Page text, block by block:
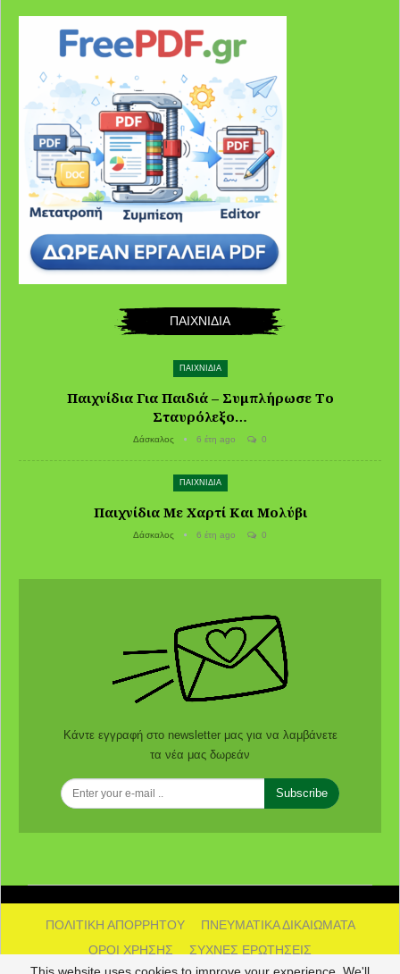
ΠΑΙΧΝΙΔΙΑ
ΠΑΙΧΝΙΔΙΑ
Παιχνίδια Για Παιδιά – Συμπλήρωσε Το
Σταυρόλεξο…
Δάσκαλος 6 έτη ago 0
ΠΑΙΧΝΙΔΙΑ
Παιχνίδια Με Χαρτί Και Μολύβι
Δάσκαλος 6 έτη ago 0
Κάντε εγγραφή στο newsletter μας για να λαμβάνετε
τα νέα μας δωρεάν
Subscribe
ΠΟΛΙΤΙΚΗ ΑΠΟΡΡΗΤΟΥ
ΠΝΕΥΜΑΤΙΚΑ ΔΙΚΑΙΩΜΑΤΑ
ΟΡΟΙ ΧΡΗΣΗΣ
ΣΥΧΝΕΣ ΕΡΩΤΗΣΕΙΣ